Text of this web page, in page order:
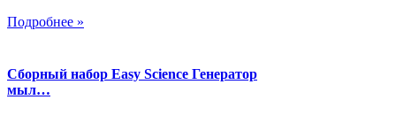
Подробнее »
Сборный набор Easy Science Генератор
мыл…